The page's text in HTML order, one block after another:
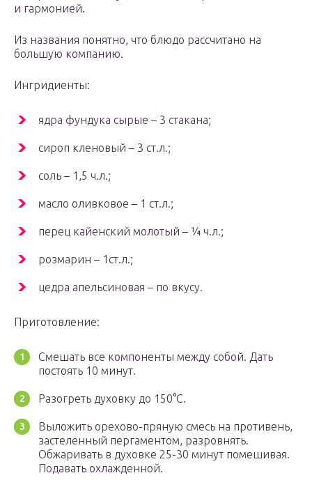
и гармонией.
Из названия понятно, что блюдо рассчитано на
большую компанию.
Ингридиенты:
ядра фундука сырые – 3 стакана;
сироп кленовый – 3 ст.л.;
соль – 1,5 ч.л.;
масло оливковое – 1 ст.л.;
перец кайенский молотый – ¼ ч.л.;
розмарин – 1ст.л.;
цедра апельсиновая – по вкусу.
Приготовление:
Смешать все компоненты между собой. Дать
постоять 10 минут.
Разогреть духовку до 150°C.
Выложить орехово-пряную смесь на противень,
застеленный пергаментом, разровнять.
Обжаривать в духовке 25-30 минут помешивая.
Подавать охлажденной.